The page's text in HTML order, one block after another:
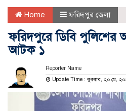
Home ফরিদপুর জেলা
ফরিদপুরে ডিবি পুলিশের
আটক ১
Reporter Name
Update Time : বুধবার, ২০ মে,